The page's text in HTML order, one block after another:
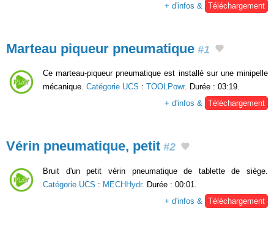
+ d'infos &
Téléchargement
Marteau piqueur pneumatique #1
Ce marteau-piqueur pneumatique est installé sur une minipelle
mécanique. Catégorie UCS : TOOLPowr. Durée : 03:19.
+ d'infos & Téléchargement
Vérin pneumatique, petit #2
Bruit d'un petit vérin pneumatique de tablette de siège.
Catégorie UCS : MECHHydr. Durée : 00:01.
+ d'infos &
Téléchargement